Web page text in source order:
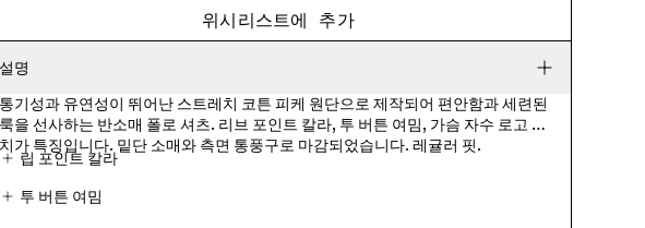
위시리스트에 추가
설명
통기성과 유연성이 뛰어난 스트레치 코튼 피케 원단으로 제작되어 편안함과 세련된
룩을 선사하는 반소매 폴로 셔츠. 리브 포인트 칼라, 투 버튼 여밈, 가슴 자수 로고 패
치가 특징입니다. 밑단 소매와 측면 통풍구로 마감되었습니다. 레귤러 핏.
립 포인트 칼라
투 버튼 여밈